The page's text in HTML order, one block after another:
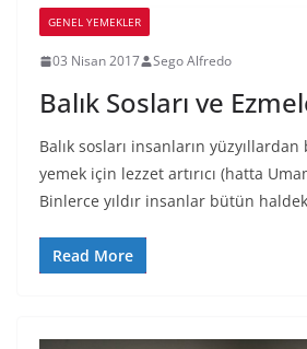
GENEL YEMEKLER
03 Nisan 2017 Sego Alfredo
Balık Sosları ve
Balık sosları insanların
yemek için lezzet artırıcı (hatta
Binlerce yıldır insanlar bütün
Read More